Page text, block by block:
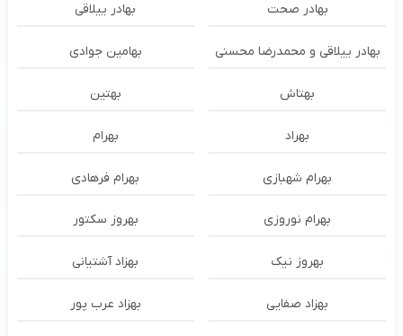
بهادر صحت بهادر ییلاقی
بهادر ییلاقی و محمدرضا محسنی بهامین جوادی
بهتاش بهتین
بهراد بهرام
بهرام شهبازی بهرام فرهادی
بهرام نوروزی بهروز سکتور
بهروز نیک بهزاد آشتیانی
بهزاد صفایی بهزاد عرب پور